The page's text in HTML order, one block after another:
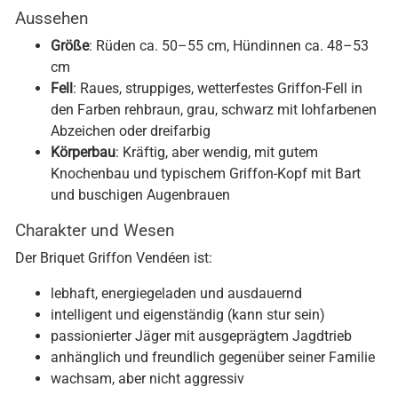
Aussehen
Größe: Rüden ca. 50–55 cm, Hündinnen ca. 48–53
cm
Fell: Raues, struppiges, wetterfestes Griffon-Fell in
den Farben rehbraun, grau, schwarz mit lohfarbenen
Abzeichen oder dreifarbig
Körperbau: Kräftig, aber wendig, mit gutem
Knochenbau und typischem Griffon-Kopf mit Bart
und buschigen Augenbrauen
Charakter und Wesen
Der Briquet Griffon Vendéen ist:
lebhaft, energiegeladen und ausdauernd
intelligent und eigenständig (kann stur sein)
passionierter Jäger mit ausgeprägtem Jagdtrieb
anhänglich und freundlich gegenüber seiner Familie
wachsam, aber nicht aggressiv